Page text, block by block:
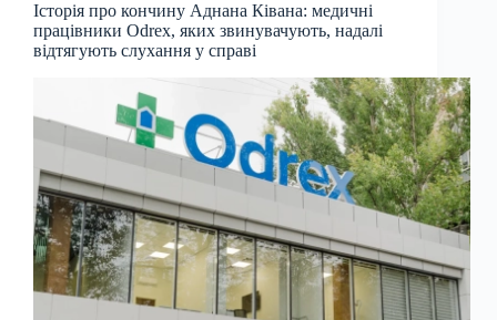
Історія про кончину Аднана Ківана: медичні
працівники Odrex, яких звинувачують, надалі
відтягують слухання у справі